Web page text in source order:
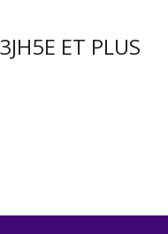
ET PLUS